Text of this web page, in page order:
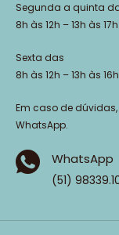
Segunda a quinta
8h às 12h – 13h às 17h
Sexta das
8h às 12h – 13h às 16h
Em caso de
WhatsApp.
WhatsApp
(51)